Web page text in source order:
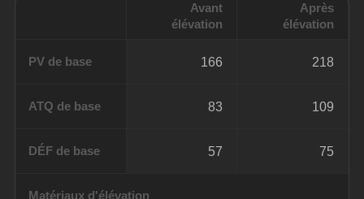
Avant
élévation
Après
élévation
PV de base 166 218
ATQ de base 83 109
DÉF de base 57 75
Matériaux d'élévation